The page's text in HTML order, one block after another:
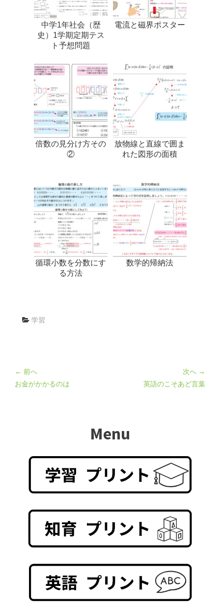
中学1年社会（歴
史）1学期定期テス
ト予想問題
電流と磁界ポスター
倍数の見分け方その
②
放物線と直線で囲ま
れた図形の面積
循環小数を分数にす
る方法
数学的帰納法
学習
← 前へ
お金がかかるのは
次へ →
英語のこそあど言葉
Menu